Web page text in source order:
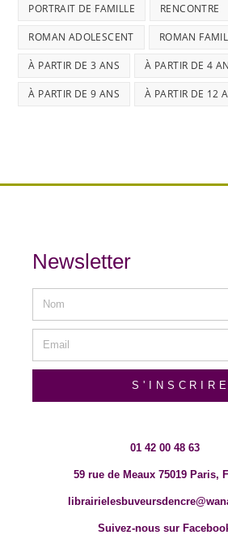
PORTRAIT DE FAMILLE RENCONTRE
ROMAN ADOLESCENT ROMAN
À PARTIR DE 3 ANS À PARTIR DE 4
À PARTIR DE 9 ANS À PARTIR DE 12
Newsletter
S'INSCRIRE
01 42 00 48 63
59 rue de Meaux 75019 Paris,
Suivez-nous sur